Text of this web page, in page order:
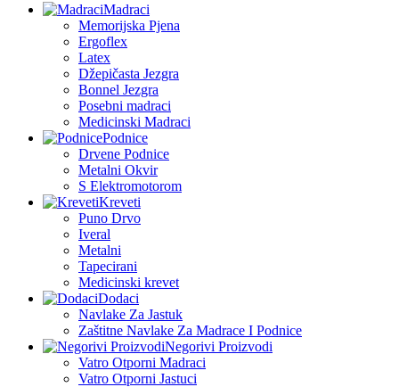
Madraci
Memorijska Pjena
Ergoflex
Latex
Džepičasta Jezgra
Bonnel Jezgra
Posebni madraci
Medicinski Madraci
Podnice
Drvene Podnice
Metalni Okvir
S Elektromotorom
Kreveti
Puno Drvo
Iveral
Metalni
Tapecirani
Medicinski krevet
Dodaci
Navlake Za Jastuk
Zaštitne Navlake Za Madrace I Podnice
Negorivi Proizvodi
Vatro Otporni Madraci
Vatro Otporni Jastuci